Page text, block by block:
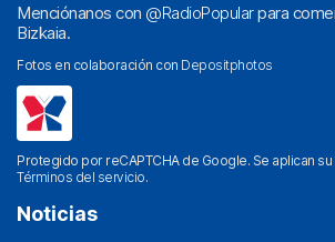
Menciónanos con @RadioPopularpara
Bizkaia.
Fotos en colaboración con Depositphotos
Protegido por reCAPTCHA de Google. Se aplican su
Términos del servicio.
Noticias